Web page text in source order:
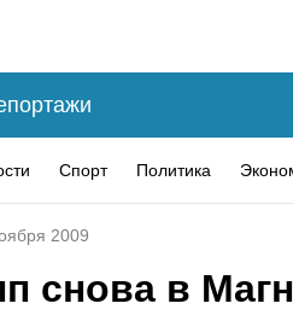
Спорт Политика
2009
снова в